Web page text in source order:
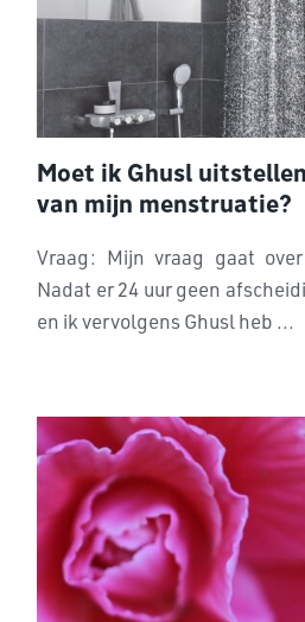
Moet ik Ghusl
van mijn menstruatie?
Vraag: Mijn vraag gaat
Nadat er 24 uur geen
en ik vervolgens Ghusl heb ...